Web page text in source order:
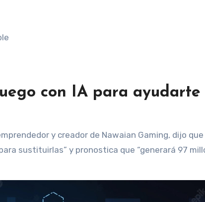
con IA para ayudarte
y creador de Nawaian Gaming, dijo que
sustituirlas” y pronostica que “generará 97